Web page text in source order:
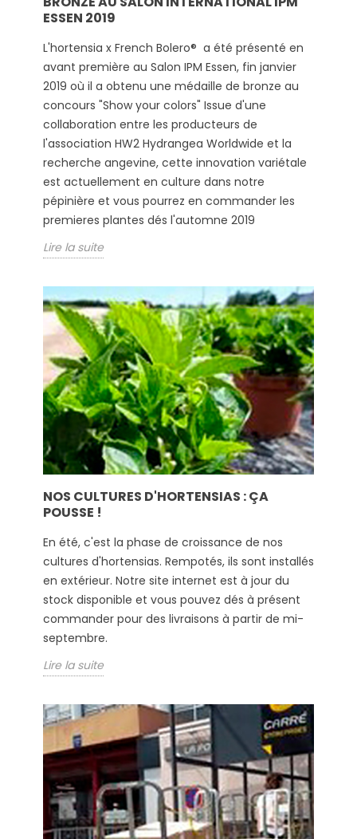
ESSEN 2019
L'hortensia x French Bolero® a été présenté en
avant première au Salon IPM Essen, fin janvier
2019 où il a obtenu une médaille de bronze au
concours "Show your colors" Issue d'une
collaboration entre les producteurs de
l'association HW2 Hydrangea Worldwide et la
recherche angevine, cette innovation variétale
est actuellement en culture dans notre
pépinière et vous pourrez en commander les
premieres plantes dés l'automne 2019
Lire la suite
NOS CULTURES D'HORTENSIAS : ÇA
POUSSE !
En été, c'est la phase de croissance de nos
cultures d'hortensias. Rempotés, ils sont installés
en extérieur. Notre site internet est à jour du
stock disponible et vous pouvez dés à présent
commander pour des livraisons à partir de mi-
septembre.
Lire la suite